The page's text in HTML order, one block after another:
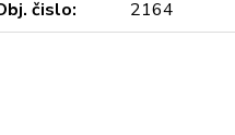
čislo: 2164